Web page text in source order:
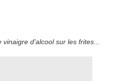
d'alcool sur les frites...